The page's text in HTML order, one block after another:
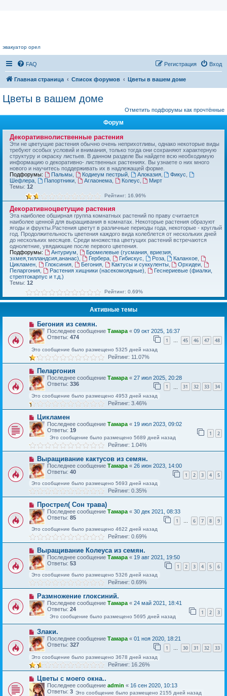
эвакуатор орел
FAQ Вход
Регистрация
Главная страница Список форумов Цветы в вашем доме
Цветы в вашем доме
Отметить подфорумы как прочтённые
Форум
Декоративнолиственные растения
Эти не цветущие растения обычно очень неприхотливы, однако некоторые виды
требуют особых условий и внимания, только тогда они сохраняют характерную
структуру и окраску листьев. В данном разделе Вы найдете всю необходимую
информацию о декоративно- лиственных растениях. Вы узнаете о них много
нового и научитесь поддерживать их в надлежащей форме.
Подфорумы:
Пальмы, Кодиеум пестрый, Алоказия, Фикус
Шефлера
Папортники, Аглаонема, Колеус
Мирт
Темы: 12
Рейтинг: 16.96%
Декоративноцветущие растения
Эта наиболее обширная группа комнатных растений по праву считается
наиболее ценной для выращивания в комнатах. Некоторые растения образуют
ягоды и фрукты.Растения цветут в различные периоды года, некоторые - круглый
год. Продолжительность цветения каждого вида колеблется от нескольких дней
до нескольких месяцев. Среди множества цветущих растений встречаются
однолетние, увядающие после первого цветения.
Подфорумы:
Антуриум
Бромелевые (гусмания, вриезия,
эхмея,тилландсия,ананас)
Гербера, Гибискус Роза, Каланхое
Цикламен
Глоксиния, Бегония, Кактусы и суккуленты, Орхидеи
Пеларгония
Растения хищники (насекомоядные)
Геснериевые (фиалки,
стрептокарпус и т.д.)
Темы: 12
Рейтинг: 0.69%
Активные темы
Бегония из семян.
Последнее сообщение Тамара « 09 окт 2025, 16:37
Ответы: 474 1 … 45 46 47 48
Это сообщение было размещено 5325 дней назад
Рейтинг: 11.07%
Пеларгония
Последнее сообщение Тамара « 27 июл 2025, 20:28
Ответы: 336 1 31 32 33 34
Это сообщение было размещено 4953 дней назад
Рейтинг: 3.46%
Цикламен
Последнее сообщение Тамара « 19 июл 2023, 09:02
Ответы: 19 1 2
Это сообщение было размещено 5689 дней назад
Рейтинг: 1.04%
Выращивание кактусов из семян.
Последнее сообщение Тамара « 26 июн 2023, 14:00
Ответы: 40 1 2 3 4 5
Это сообщение было размещено 5693 дней назад
Рейтинг: 0.35%
Прострел( Сон трава)
Последнее сообщение Тамара « 30 дек 2021, 08:33
Ответы: 85 1 … 6 7 8 9
Это сообщение было размещено 4622 дней назад
Рейтинг: 0.69%
Выращивание Колеуса из семян.
Последнее сообщение Тамара « 19 авг 2021, 19:50
Ответы: 53 1 2 3 4 5 6
Это сообщение было размещено 5326 дней назад
Рейтинг: 0.69%
Размножение глоксиний.
Последнее сообщение Тамара « 24 май 2021, 18:41
Ответы: 24 1 2 3
Это сообщение было размещено 5695 дней назад
Злаки.
Последнее сообщение Тамара « 01 ноя 2020, 18:21
Ответы: 327 1 … 30 31 32 33
Это сообщение было размещено 3678 дней назад
Рейтинг: 16.26%
Цветы с моего окна..
Последнее сообщение admin « 16 сен 2020, 10:13
Ответы: 3 Это сообщение было размещено 2155 дней назад